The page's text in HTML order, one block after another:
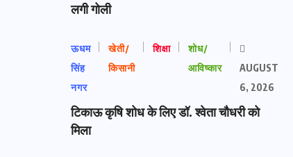
लगी गोली
ऊधम
सिंह
नगर
खेती/
किसानी
शिक्षा
शोध/
आविष्कार
AUGUST
6, 2026
टिकाऊ कृषि शोध के लिए डॉ. श्वेता चौधरी को
मिला